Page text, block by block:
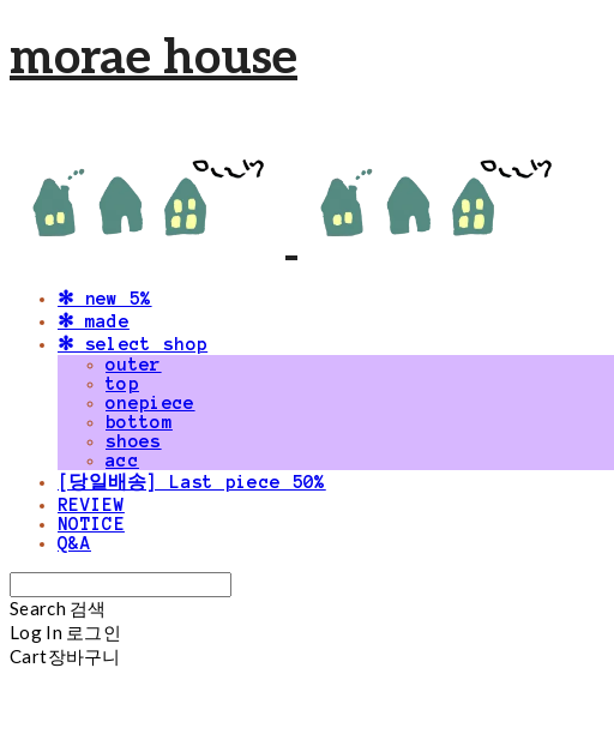
morae house
✻ new 5%
✻ made
✻ select shop
outer
top
onepiece
bottom
shoes
acc
[당일배송] Last piece 50%
REVIEW
NOTICE
Q&A
Search 검색
Log In 로그인
Cart장바구니